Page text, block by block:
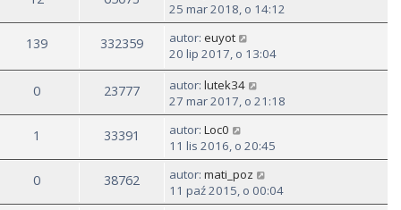
25 mar 2018, o 14:12
139 332359 autor: euyot
20 lip 2017, o 13:04
0 23777 autor: lutek34
27 mar 2017, o 21:18
1 33391 autor: Loc0
11 lis 2016, o 20:45
0 38762 autor: mati_poz
11 paź 2015, o 00:04